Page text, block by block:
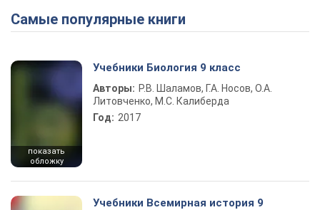
Play Video
Самые популярные книги
показать
обложку
Учебники Биология 9 класс
Авторы: Р.В. Шаламов, Г.А. Носов, О.А.
Литовченко, М.С. Калиберда
Год: 2017
Учебники Всемирная история 9